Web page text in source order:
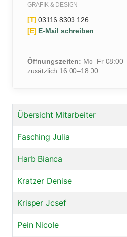
GRAFIK & DESIGN
[T] 03116 8303 126
[E] E-Mail schreiben
Öffnungszeiten: Mo–Fr
zusätzlich 16:00–18:00
Übersicht Mitarbeiter
Fasching Julia
Harb Bianca
Kratzer Denise
Krisper Josef
Pein Nicole